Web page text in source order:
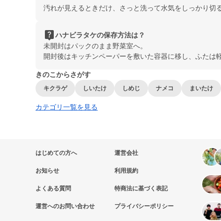
汚れが見えるときだけ、さっと洗って水気をしっかり切
live_helpハナビラタケの保存方法は？
未開封はパックのまま野菜室へ。
開封後はキッチンペーパーを敷いた容器に移し、ふたは
きのこからさがす
キクラゲ しいたけ しめじ ナメコ まいたけ
カテゴリ一覧を見る
はじめての方へ
お知らせ
よくある質問
運営へのお問い合わせ
運営会社
利用規約
特商法に基づく表記
プライバシーポリシー